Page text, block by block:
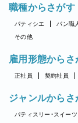
職種からさがす
パティシエ パン職
その他
雇用形態からさ
正社員 契約社員
ジャンルからさ
パティスリー・スイーツ